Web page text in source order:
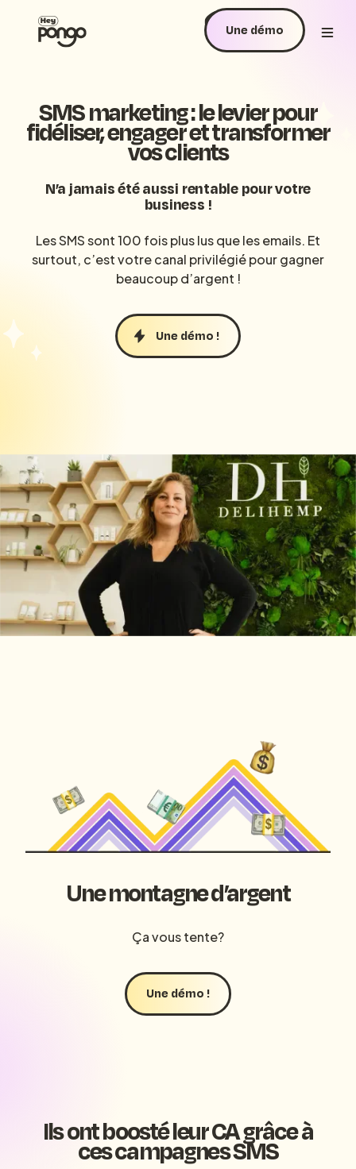
Une démo
SMS marketing : le levier pour
fidéliser, engager et transformer
vos clients
N’a jamais été aussi rentable pour votre
business !
Les SMS sont 100 fois plus lus que les emails. Et
surtout, c’est votre canal privilégié pour gagner
beaucoup d’argent !
Une démo !
Une montagne d’argent
Ça vous tente?
Une démo !
Ils ont boosté leur CA grâce à
ces campagnes SMS